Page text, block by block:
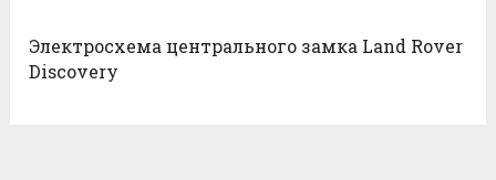
Электросхема центрального замка Land Rover
Discovery